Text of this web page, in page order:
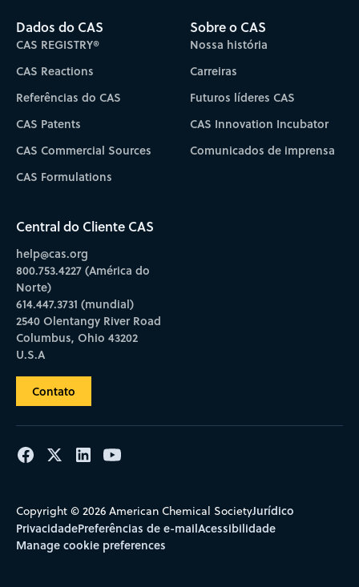
Dados do CAS
CAS REGISTRY®
CAS Reactions
Referências do CAS
CAS Patents
CAS Commercial Sources
CAS Formulations
Sobre o CAS
Nossa história
Carreiras
Futuros líderes CAS
CAS Innovation Incubator
Comunicados de imprensa
Central do Cliente CAS
help@cas.org
800.753.4227 (América do
Norte)
614.447.3731 (mundial)
2540 Olentangy River Road
Columbus, Ohio 43202
U.S.A
Contato
Copyright © 2026 American Chemical SocietyJurídico
PrivacidadePreferências de e-mailAcessibilidade
Manage cookie preferences